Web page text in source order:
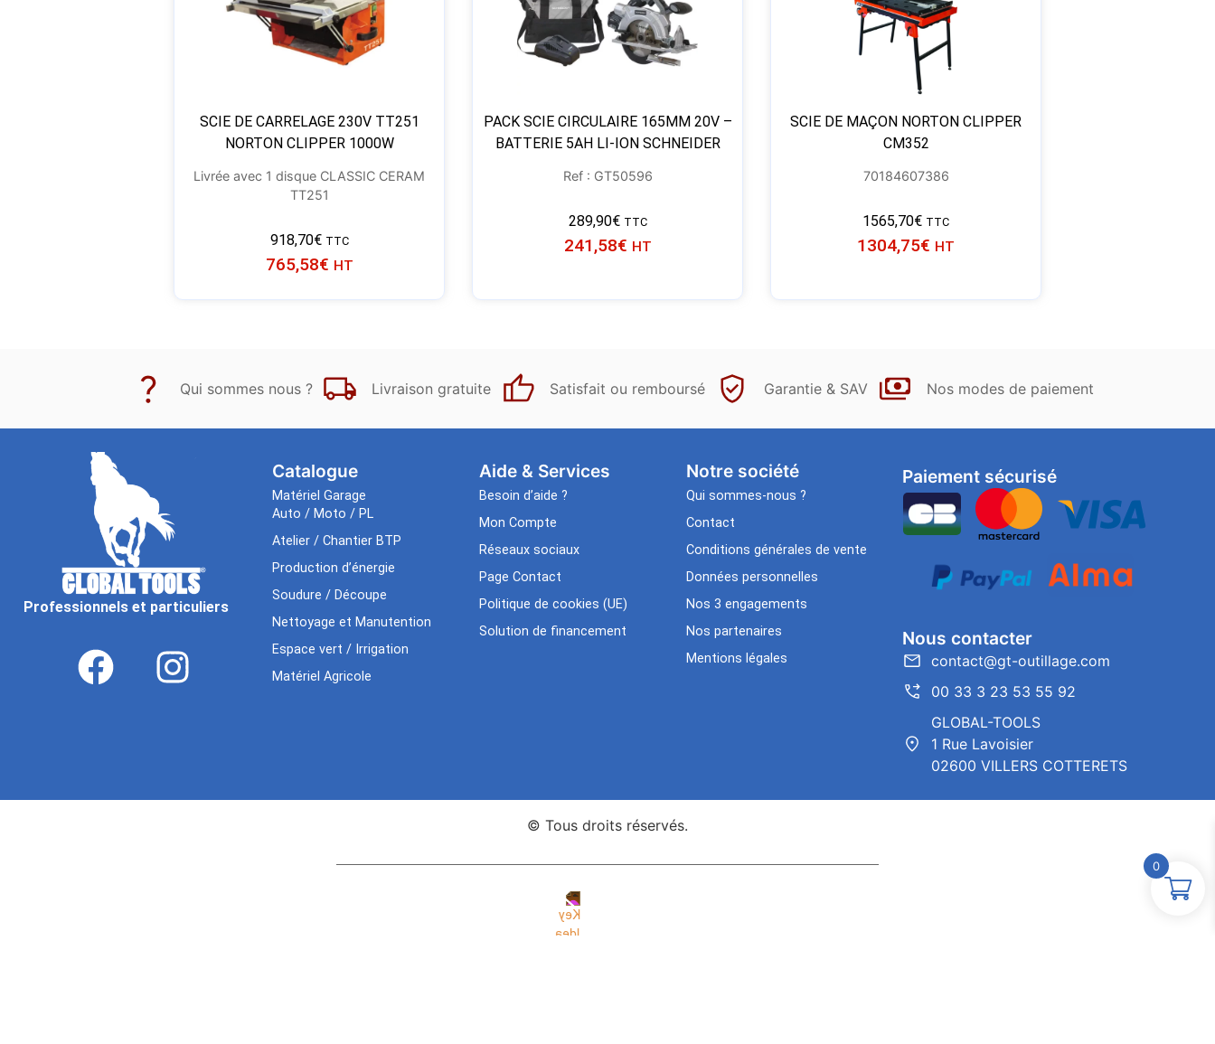
SCIE DE CARRELAGE 230V TT251
NORTON CLIPPER 1000W
Livrée avec 1 disque CLASSIC CERAM
TT251
918,70€ TTC
765,58€ HT
PACK SCIE CIRCULAIRE 165MM 20V –
BATTERIE 5AH LI-ION SCHNEIDER
Ref : GT50596
289,90€ TTC
241,58€ HT
SCIE DE MAÇON NORTON CLIPPER
CM352
70184607386
1565,70€ TTC
1304,75€ HT
Qui sommes nous ? Livraison gratuite Satisfait ou remboursé Garantie & SAV Nos modes de paiement
Professionnels et particuliers
Catalogue
Matériel Garage
Auto / Moto / PL
Atelier / Chantier BTP
Production d’énergie
Soudure / Découpe
Nettoyage et Manutention
Espace vert / Irrigation
Matériel Agricole
Aide & Services​
Besoin d’aide ?
Mon Compte
Réseaux sociaux
Page Contact
Politique de cookies (UE)
Solution de financement
Notre société
Qui sommes-nous ?
Contact
Conditions générales de vente
Données personnelles
Nos 3 engagements
Nos partenaires
Mentions légales
Paiement sécurisé
Nous contacter
contact@gt-outillage.com
00 33 3 23 53 55 92
GLOBAL-TOOLS
1 Rue Lavoisier
02600 VILLERS COTTERETS
© Tous droits réservés.
0